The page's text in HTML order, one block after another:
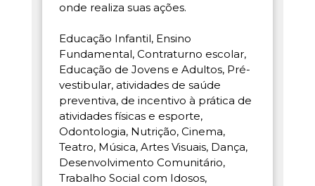
onde realiza suas ações.
Educação Infantil, Ensino
Fundamental, Contraturno escolar,
Educação de Jovens e Adultos, Pré-
vestibular, atividades de saúde
preventiva, de incentivo à prática de
atividades físicas e esporte,
Odontologia, Nutrição, Cinema,
Teatro, Música, Artes Visuais, Dança,
Desenvolvimento Comunitário,
Trabalho Social com Idosos,